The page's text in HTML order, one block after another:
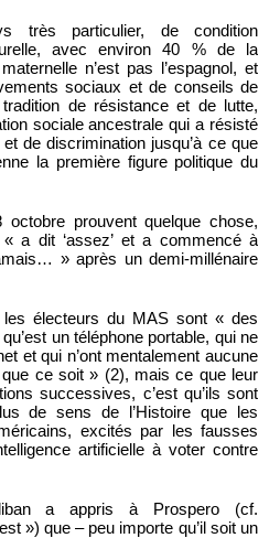
très particulier, de condition
avec environ 40 % de la
n’est pas l’espagnol, et
sociaux et de conseils de
de résistance et de lutte,
sociale ancestrale qui a résisté
de discrimination jusqu’à ce que
la première figure politique du
prouvent quelque chose,
a dit ‘assez’ et a commencé à
» après un demi-millénaire
électeurs du MAS sont « des
un téléphone portable, qui ne
et qui n’ont mentalement aucune
ce soit » (2), mais ce que leur
successives, c’est qu’ils sont
de sens de l’Histoire que les
excités par les fausses
artificielle à voter contre
a appris à Prospero (cf.
») que – peu importe qu’il soit un